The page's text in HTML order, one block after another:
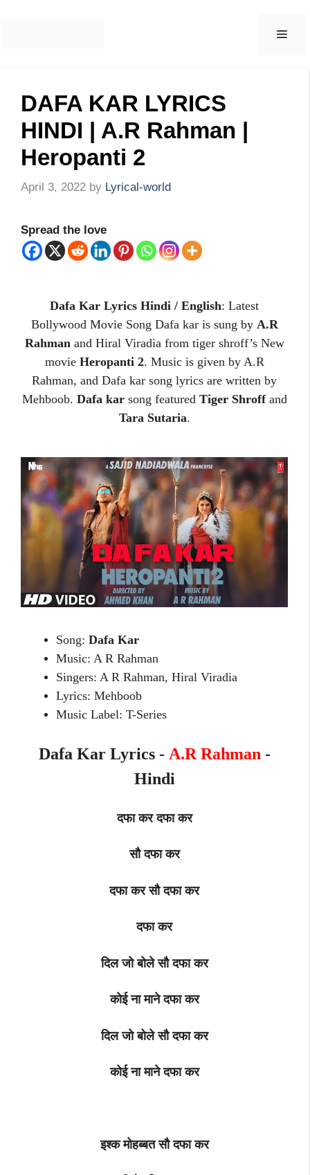
DAFA KAR LYRICS
HINDI | A.R Rahman |
Heropanti 2
April 3, 2022 by Lyrical-world
Spread the love
Dafa Kar Lyrics Hindi / English: Latest
Bollywood Movie Song Dafa kar is sung by A.R
Rahmanand Hiral Viradia from tiger shroff’s New
movie Heropanti 2. Music is given by A.R
Rahman, and Dafa kar song lyrics are written by
Mehboob. Dafa karsong featured Tiger Shroffand
Tara Sutaria.
Song: Dafa Kar
Music: A R Rahman
Singers: A R Rahman, Hiral Viradia
Lyrics: Mehboob
Music Label: T-Series
Dafa Kar Lyrics - A.R Rahman -
Hindi
दफा कर दफा कर
सौ दफा कर
दफा कर सौ दफा कर
दफा कर
दिल जो बोले सौ दफा कर
कोई ना माने दफा कर
दिल जो बोले सौ दफा कर
कोई ना माने दफा कर
इश्क मोहब्बत सौ दफा कर